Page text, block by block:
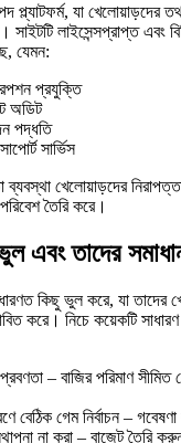
প্ল্যাটফর্ম, যা খেলোয়াড়দের
সাইটটি লাইসেন্সপ্রাপ্ত এবং
যেমন:
প্রযুক্তি
অডিট
পদ্ধতি
সার্ভিস
ব্যবস্থা খেলোয়াড়দের
তৈরি করে।
এবং তাদের
কিছু ভুল করে, যা তাদের
করে। নিচে কয়েকটি
– বাজির পরিমাণ সীমিত
বেঠিক গেম নির্বাচন –
না করা – বাজেট তৈরি